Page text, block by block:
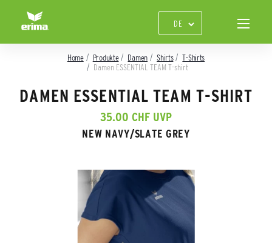
Home Produkte Damen Shirts
T-Shirts
Damen ESSENTIAL TEAM T-shirt
DAMEN ESSENTIAL TEAM T-SHIRT
35.00 CHF UVP
NEW NAVY/SLATE GREY